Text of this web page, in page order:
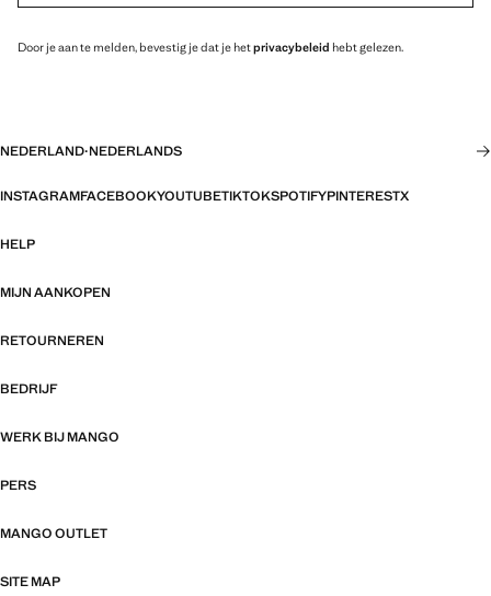
Door je aan te melden, bevestig je dat je hetprivacybeleid hebt gelezen.
NEDERLAND·NEDERLANDS
INSTAGRAMFACEBOOKYOUTUBETIKTOKSPOTIFYPINTERESTX
HELP
MIJN AANKOPEN
RETOURNEREN
BEDRIJF
WERK BIJ MANGO
PERS
MANGO OUTLET
SITE MAP